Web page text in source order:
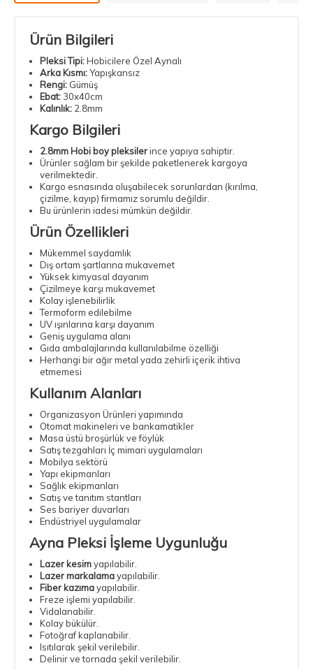
Ürün Bilgileri
Pleksi Tipi:Hobicilere Özel Aynalı
Arka Kısmı:Yapışkansız
Rengi: Gümüş
Ebat: 30x40cm
Kalınlık: 2.8mm
Kargo Bilgileri
2.8mm Hobi boy pleksilerince yapıya sahiptir.
Ürünler sağlam bir şekilde paketlenerek kargoya
verilmektedir.
Kargo esnasında oluşabilecek sorunlardan (kırılma,
çizilme, kayıp) firmamız sorumlu değildir.
Bu ürünlerin iadesi mümkün değildir.
Ürün Özellikleri
Mükemmel saydamlık
Dış ortam şartlarına mukavemet
Yüksek kimyasal dayanım
Çizilmeye karşı mukavemet
Kolay işlenebilirlik
Termoform edilebilme
UV ışınlarına karşı dayanım
Geniş uygulama alanı
Gıda ambalajlarında kullanılabilme özelliği
Herhangi bir ağır metal yada zehirli içerik ihtiva
etmemesi
Kullanım Alanları
Organizasyon Ürünleri yapımında
Otomat makineleri ve bankamatikler
Masa üstü broşürlük ve föylük
Satış tezgahları İç mimari uygulamaları
Mobilya sektörü
Yapı ekipmanları
Sağlık ekipmanları
Satış ve tanıtım stantları
Ses bariyer duvarları
Endüstriyel uygulamalar
Ayna Pleksi İşleme Uygunluğu
Lazer kesimyapılabilir.
Lazer markalamayapılabilir.
Fiber kazımayapılabilir.
Freze işlemi yapılabilir.
Vidalanabilir.
Kolay bükülür.
Fotoğraf kaplanabilir.
Isıtılarak şekil verilebilir.
Delinir ve tornada şekil verilebilir.